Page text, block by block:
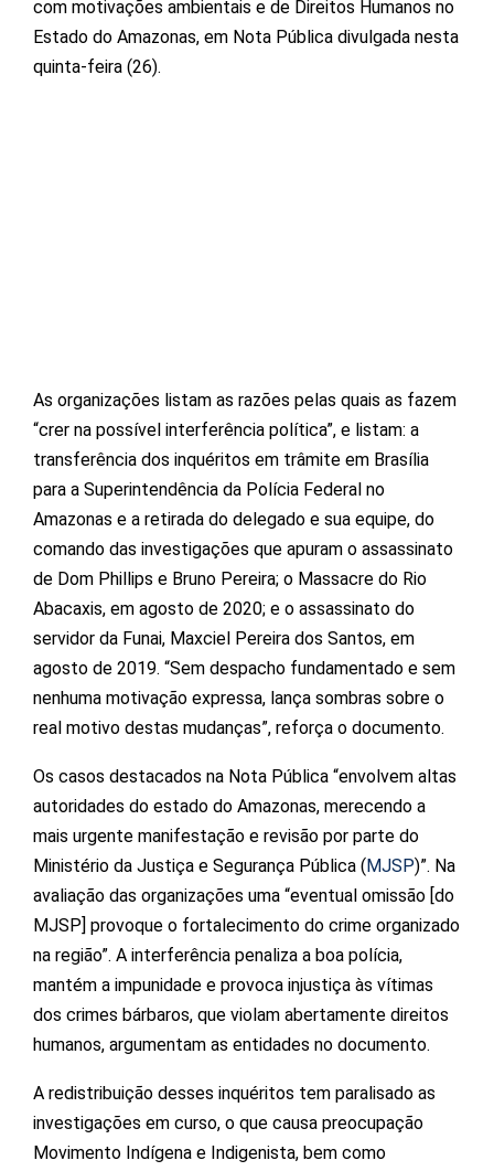
com motivações ambientais e de Direitos Humanos no
Estado do Amazonas, em Nota Pública divulgada nesta
quinta-feira (26).
As organizações listam as razões pelas quais as fazem
“crer na possível interferência política”, e listam: a
transferência dos inquéritos em trâmite em Brasília
para a Superintendência da Polícia Federal no
Amazonas e a retirada do delegado e sua equipe, do
comando das investigações que apuram o assassinato
de Dom Phillips e Bruno Pereira; o Massacre do Rio
Abacaxis, em agosto de 2020; e o assassinato do
servidor da Funai, Maxciel Pereira dos Santos, em
agosto de 2019. “Sem despacho fundamentado e sem
nenhuma motivação expressa, lança sombras sobre o
real motivo destas mudanças”, reforça o documento.
Os casos destacados na Nota Pública “envolvem altas
autoridades do estado do Amazonas, merecendo a
mais urgente manifestação e revisão por parte do
Ministério da Justiça e Segurança Pública (MJSP)”. Na
avaliação das organizações uma “eventual omissão [do
MJSP] provoque o fortalecimento do crime organizado
na região”. A interferência penaliza a boa polícia,
mantém a impunidade e provoca injustiça às vítimas
dos crimes bárbaros, que violam abertamente direitos
humanos, argumentam as entidades no documento.
A redistribuição desses inquéritos tem paralisado as
investigações em curso, o que causa preocupação
Movimento Indígena e Indigenista, bem como